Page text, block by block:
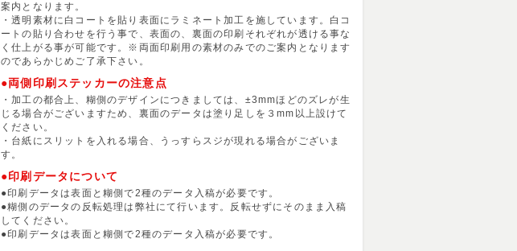
案内となります。
・透明素材に白コートを貼り表面にラミネート加工を施しています。白コ
ートの貼り合わせを行う事で、表面の、裏面の印刷それぞれが透ける事な
く仕上がる事が可能です。※両面印刷用の素材のみでのご案内となります
のであらかじめご了承下さい。
●両側印刷ステッカーの注意点
・加工の都合上、糊側のデザインにつきましては、±3mmほどのズレが生
じる場合がございますため、裏面のデータは塗り足しを３mm以上設けて
ください。
・台紙にスリットを入れる場合、うっすらスジが現れる場合がございま
す。
●印刷データについて
●印刷データは表面と糊側で2種のデータ入稿が必要です。
●糊側のデータの反転処理は弊社にて行います。反転せずにそのまま入稿
してください。
●印刷データは表面と糊側で2種のデータ入稿が必要です。